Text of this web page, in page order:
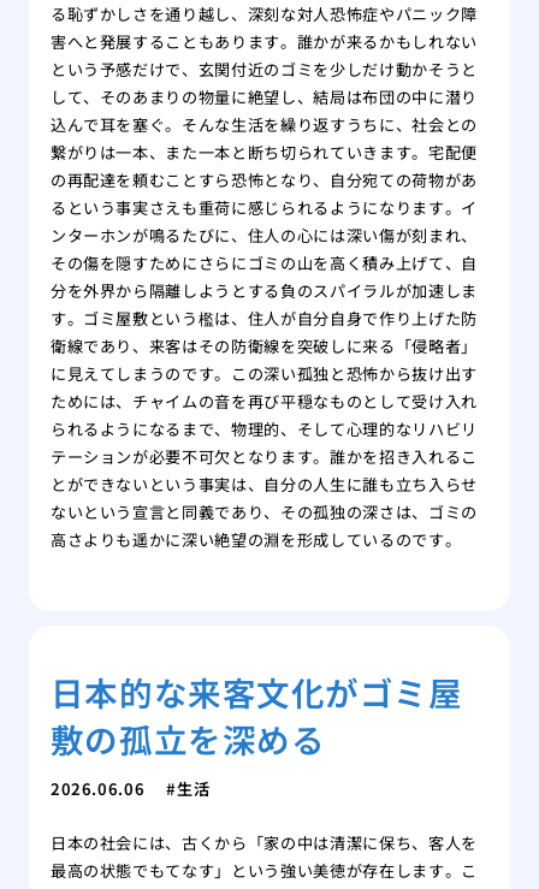
る恥ずかしさを通り越し、深刻な対人恐怖症やパニック障
害へと発展することもあります。誰かが来るかもしれない
という予感だけで、玄関付近のゴミを少しだけ動かそうと
して、そのあまりの物量に絶望し、結局は布団の中に潜り
込んで耳を塞ぐ。そんな生活を繰り返すうちに、社会との
繋がりは一本、また一本と断ち切られていきます。宅配便
の再配達を頼むことすら恐怖となり、自分宛ての荷物があ
るという事実さえも重荷に感じられるようになります。イ
ンターホンが鳴るたびに、住人の心には深い傷が刻まれ、
その傷を隠すためにさらにゴミの山を高く積み上げて、自
分を外界から隔離しようとする負のスパイラルが加速しま
す。ゴミ屋敷という檻は、住人が自分自身で作り上げた防
衛線であり、来客はその防衛線を突破しに来る「侵略者」
に見えてしまうのです。この深い孤独と恐怖から抜け出す
ためには、チャイムの音を再び平穏なものとして受け入れ
られるようになるまで、物理的、そして心理的なリハビリ
テーションが必要不可欠となります。誰かを招き入れるこ
とができないという事実は、自分の人生に誰も立ち入らせ
ないという宣言と同義であり、その孤独の深さは、ゴミの
高さよりも遥かに深い絶望の淵を形成しているのです。
日本的な来客文化がゴミ屋
敷の孤立を深める
2026.06.06 生活
日本の社会には、古くから「家の中は清潔に保ち、客人を
最高の状態でもてなす」という強い美徳が存在します。こ